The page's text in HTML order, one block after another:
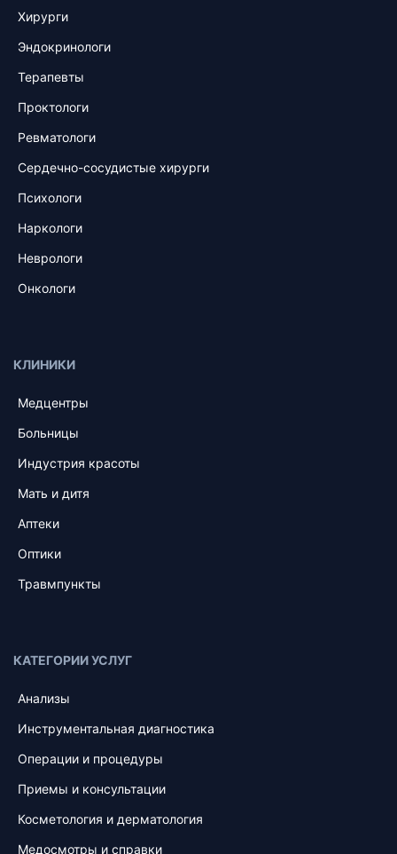
Хирурги
Эндокринологи
Терапевты
Проктологи
Ревматологи
Сердечно-сосудистые хирурги
Психологи
Наркологи
Неврологи
Онкологи
КЛИНИКИ
Медцентры
Больницы
Индустрия красоты
Мать и дитя
Аптеки
Оптики
Травмпункты
КАТЕГОРИИ УСЛУГ
Анализы
Инструментальная диагностика
Операции и процедуры
Приемы и консультации
Косметология и дерматология
Медосмотры и справки